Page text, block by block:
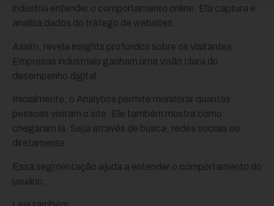
indústria entender o comportamento online. Ela captura e
analisa dados do tráfego de websites.
Assim, revela insights profundos sobre os visitantes.
Empresas industriais ganham uma visão clara do
desempenho digital.
Inicialmente, o Analytics permite monitorar quantas
pessoas visitam o site. Ele também mostra como
chegaram lá. Seja através de busca, redes sociais ou
diretamente.
Essa segmentação ajuda a entender o comportamento do
usuário.